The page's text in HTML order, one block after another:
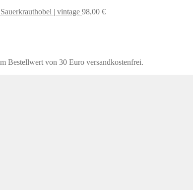
| vintage 98,00 €
Bestellwert von 30 Euro versandkostenfrei.